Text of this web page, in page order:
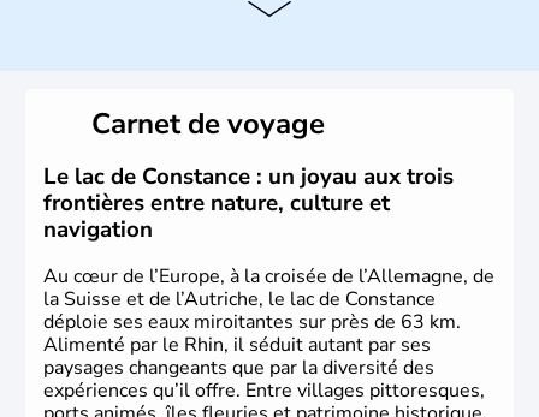
compte aujourd'hui plus de 8 millions d'habitants.
L'Autriche a donné naissance à de nombreux artistes :
Mozart, Schubert, le psychanalyste Freud, Romy
Schneider, Arnold Schwarzenegger, Anton Bruckner,
Gustav Mahler font partie des Autrichiens les plus
marquants de ces dernières décennies.
Carnet de voyage
Le lac de Constance : un joyau aux trois
frontières entre nature, culture et
navigation
Au cœur de l’Europe, à la croisée de l’Allemagne, de
la Suisse et de l’Autriche, le lac de Constance
déploie ses eaux miroitantes sur près de 63 km.
Alimenté par le Rhin, il séduit autant par ses
paysages changeants que par la diversité des
expériences qu’il offre. Entre villages pittoresques,